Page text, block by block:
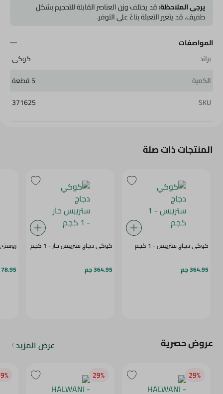
يرجى الملاحظة:قد يختلف وزن العناصر القابلة للتحجيم بشكل
طفيف. قد يتغير التعبئة بناءً على التوفر.
المواصفات
براند
كوكى
الكمية
5 قطعة
SKU
371625
المنتجات ذات صلة
كوكي دجاج ستريبس - 1 كجم
364.95 جم
كوكي دجاج ستريبس حار - 1 كجم
364.95 جم 78.95 جم
عروض حصرية عرض المزيد
29‎%‎
29‎%‎